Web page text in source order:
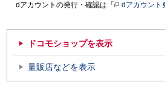
dアカウントの発行・確認は「
dアカウント
ドコモショップを表示
量販店などを表示